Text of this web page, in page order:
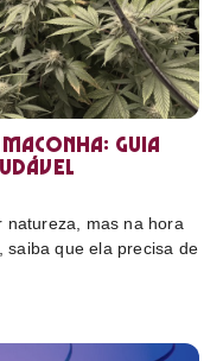
guia
natureza, mas na hora
saiba que ela precisa de